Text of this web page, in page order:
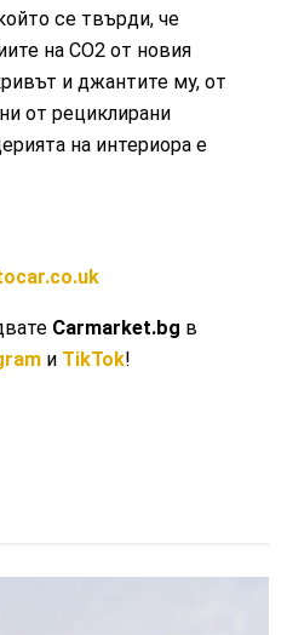
се твърди, че
на CO2 от новия
и джантите му, от
от рециклирани
на интериора е
Carmarket.bg в
и TikTok!